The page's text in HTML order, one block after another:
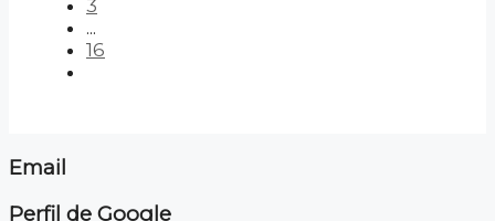
3
...
16
Email
Perfil de Google